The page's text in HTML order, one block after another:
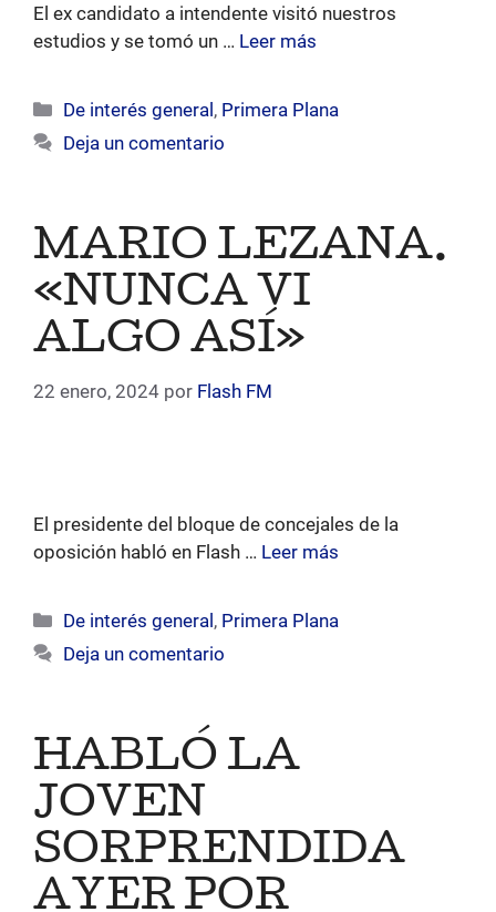
El ex candidato a intendente visitó nuestros
estudios y se tomó un … Leer más
Categorías
De interés general, Primera Plana
Deja un comentario
MARIO LEZANA.
«NUNCA VI
ALGO ASÍ»
22 enero, 2024 por Flash FM
El presidente del bloque de concejales de la
oposición habló en Flash … Leer más
Categorías
De interés general , Primera Plana
Deja un comentario
HABLÓ LA
JOVEN
SORPRENDIDA
AYER POR